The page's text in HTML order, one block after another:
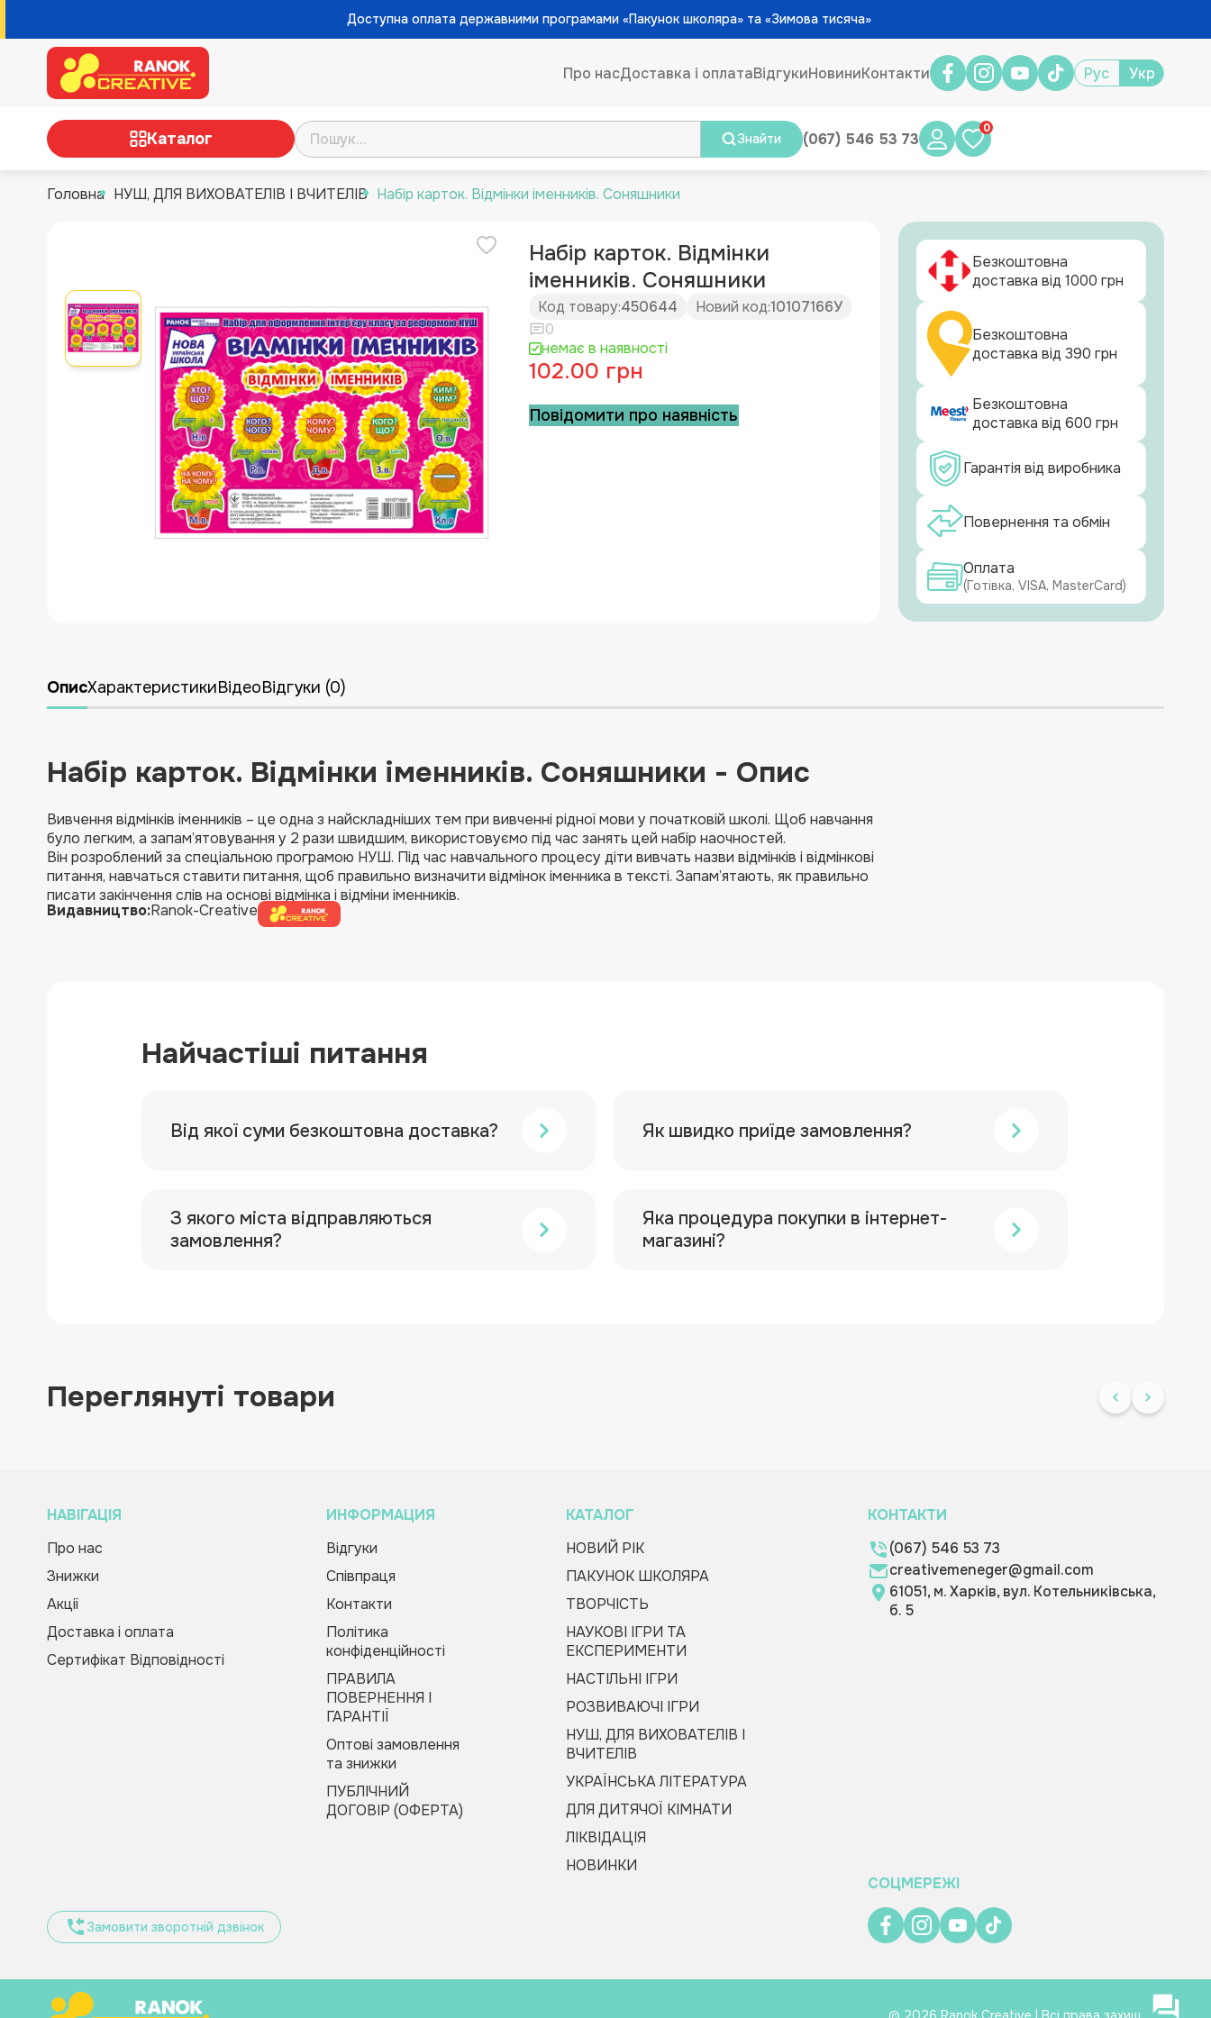
Доступна оплата державними програмами «Пакунок школяра» та «Зимова тисяча»
Про насДоставка і оплатаВідгукиНовиниКонтакти Рус Укр
Каталог
ТВОРЧІСТЬ
РОЗВИВАЮЧІ ІГРИ
НУШ, ДЛЯ ВИХОВАТЕЛІВ І
УКРАЇНСЬКА ЛІТЕРАТУРА
ДЛЯ ДИТЯЧОЇ КІМНАТИ
Знайти (067) 546 53 73
0
Головна НУШ, ДЛЯ ВИХОВАТЕЛІВ І ВЧИТЕЛІВ Набір карток. Відмінки іменників. Соняшники
Набір карток. Відмінки
іменників. Соняшники
Код товару:450644 Новий код:10107166У
0
немає в наявності
102.00 грн
Повідомити про наявність
Безкоштовна
доставка від 1000 грн
Безкоштовна
доставка від 390 грн
Безкоштовна
доставка від 600 грн
Гарантія від виробника
Повернення та обмін
Оплата
(Готівка, VISA, MasterCard)
ОписХарактеристикиВідеоВідгуки (0)
Набір карток. Відмінки іменників. Соняшники - Опис
Вивчення відмінків іменників – це одна з найскладніших тем при вивченні рідної мови у початковій школі. Щоб навчання
було легким, а запам’ятовування у 2 рази швидшим, використовуємо під час занять цей набір наочностей.
Він розроблений за спеціальною програмою НУШ. Під час навчального процесу діти вивчать назви відмінків і відмінкові
питання, навчаться ставити питання, щоб правильно визначити відмінок іменника в тексті. Запам’ятають, як правильно
писати закінчення слів на основі відмінка і відміни іменників.
Видавництво:Ranok-Creative
Найчастіші питання
Від якої суми безкоштовна доставка?
З якого міста відправляються
замовлення?
Як швидко приїде замовлення?
Яка процедура покупки в інтернет-
магазині?
Переглянуті товари
Вас вітає Ranok
Creative Team!
Зателефонуйте
Набір карток. Відмінки іменників.
Купити в 1 клік
Будь-ласка, заповніть форму, і ми вам
НАВІГАЦІЯ
Про нас
Знижки
Акції
Доставка і оплата
Сертифікат Відповідності
ИНФОРМАЦИЯ
Відгуки
Співпраця
Контакти
Політика
конфіденційності
ПРАВИЛА
ПОВЕРНЕННЯ І
ГАРАНТІЇ
Оптові замовлення
та знижки
ПУБЛІЧНИЙ
ДОГОВІР (ОФЕРТА)
КАТАЛОГ
НОВИЙ РІК
ПАКУНОК ШКОЛЯРА
ТВОРЧІСТЬ
НАУКОВІ ІГРИ ТА
ЕКСПЕРИМЕНТИ
НАСТІЛЬНІ ІГРИ
РОЗВИВАЮЧІ ІГРИ
НУШ, ДЛЯ ВИХОВАТЕЛІВ І
ВЧИТЕЛІВ
УКРАЇНСЬКА ЛІТЕРАТУРА
ДЛЯ ДИТЯЧОЇ КІМНАТИ
ЛІКВІДАЦІЯ
НОВИНКИ
КОНТАКТИ
(067) 546 53 73
creativemeneger@gmail.com
61051, м. Харків, вул. Котельниківська,
б. 5
Замовити зворотній дзвінок
СОЦМЕРЕЖІ